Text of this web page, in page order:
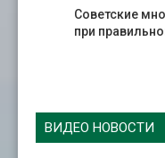
Советские
при
ВИДЕО НОВОСТИ